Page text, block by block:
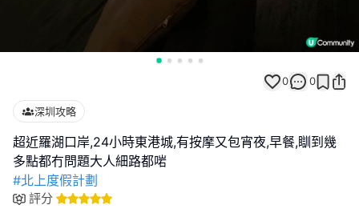
0 0
深圳攻略
超近羅湖口岸,24小時東港城,有按摩又包宵夜,早餐,瞓到幾
#北上度假計劃
評分